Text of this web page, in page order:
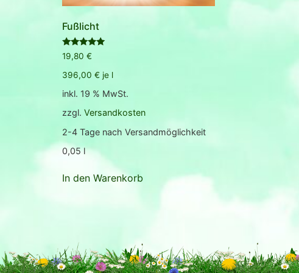
Fußlicht
Bewertet
mit
von 5
19,80 €
396,00 € je l
inkl. 19 % MwSt.
zzgl. Versandkosten
2-4 Tage nach Versandmöglichkeit
0,05l
In den Warenkorb